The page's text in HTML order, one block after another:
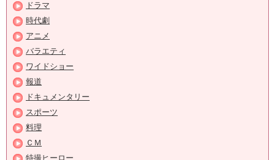
ドラマ
時代劇
アニメ
バラエティ
ワイドショー
報道
ドキュメンタリー
スポーツ
料理
ＣＭ
特撮ヒーロー